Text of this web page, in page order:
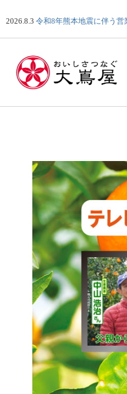
2026.8.3 令和8年熊本地震に伴う営